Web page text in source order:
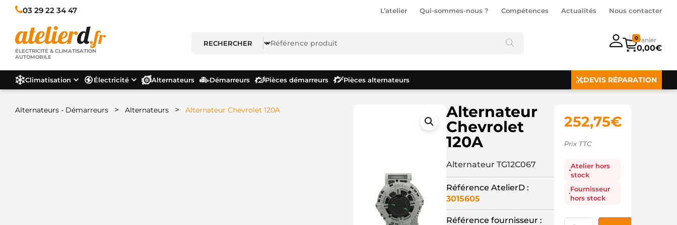
03 29 22 34 47 L’atelier Qui-sommes-nous ? Compétences Actualités Nous contacter
ÉLECTRICITÉ & CLIMATISATION
AUTOMOBILE
0,00€
0
Climatisation Électricité Alternateurs Démarreurs Pièces démarreurs Pièces alternateurs DEVIS RÉPARATION
Alternateurs - Démarreurs > Alternateurs > Alternateur Chevrolet 120A
Alternateur
Chevrolet
120A
Alternateur TG12C067
Référence AtelierD :
3015605
Référence fournisseur :
252,75€
Prix TTC
Atelier hors
stock
Fournisseur
hors stock